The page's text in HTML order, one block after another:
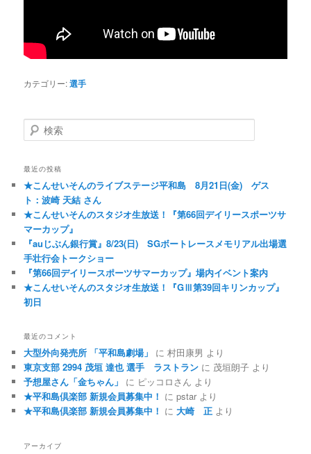
カテゴリー:選手
検索
最近の投稿
★こんせいそんのライブステージ平和島 8月21日(金) ゲス
ト：波崎 天結 さん
★こんせいそんのスタジオ生放送！『第66回デイリースポーツサ
マーカップ』
『auじぶん銀行賞』8/23(日) SGボートレースメモリアル出場選
手壮行会トークショー
『第66回デイリースポーツサマーカップ』場内イベント案内
★こんせいそんのスタジオ生放送！『GⅢ第39回キリンカップ』
初日
最近のコメント
大型外向発売所 「平和島劇場」 に村田康男 より
東京支部 2994 茂垣 達也 選手 ラストラン に 茂垣朗子 より
予想屋さん「金ちゃん」
に ピッコロさん より
★平和島倶楽部 新規会員募集中！ にpstar より
★平和島倶楽部 新規会員募集中！ に大崎 正 より
アーカイブ